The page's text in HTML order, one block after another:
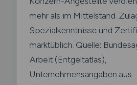
mehr als im Mittelstand.
Spezialkenntnisse und
marktüblich. Quelle:
Arbeit (Entgeltatlas),
Unternehmensangaben aus